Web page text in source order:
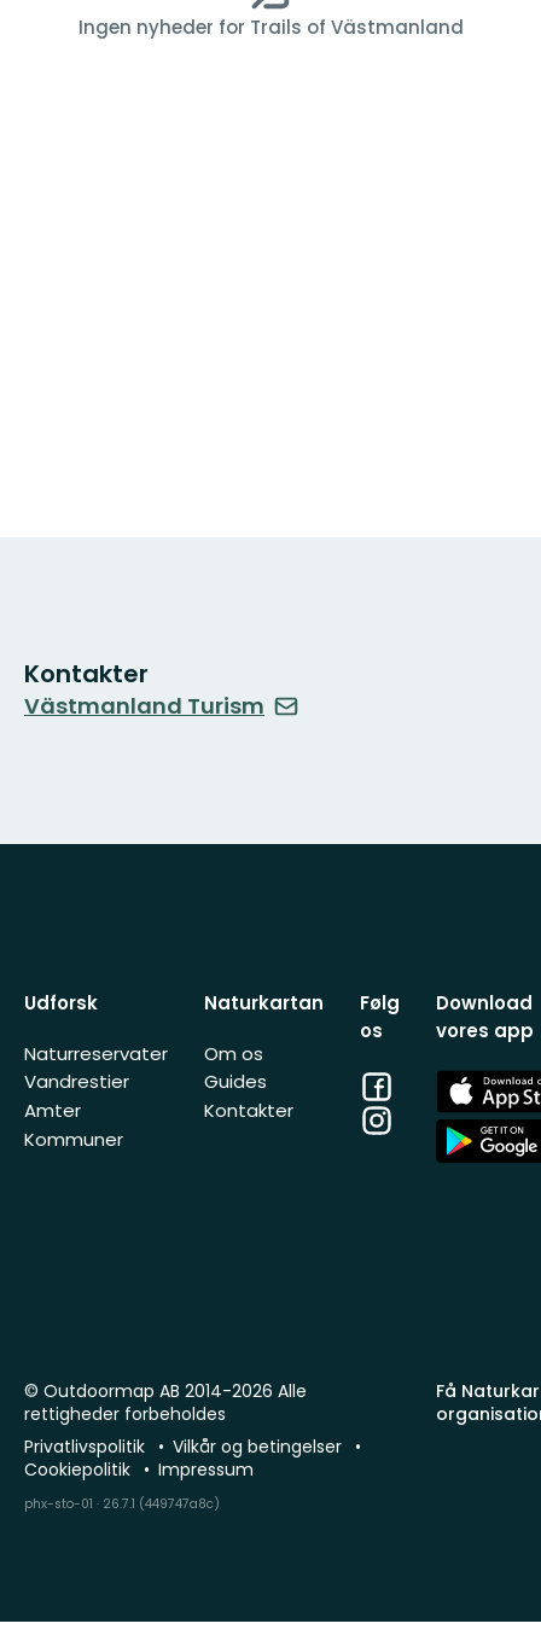
Ingen nyheder for Trails of Västmanland
Kontakter
Västmanland Turism
Udforsk
Naturreservater
Vandrestier
Amter
Kommuner
Naturkartan
Om os
Guides
Kontakter
Følg
os
Facebook
Instagram
Download
vores app
App
Store
App
Store
Få
© Outdoormap AB 2014-2026 Alle
rettigheder forbeholdes
Privatlivspolitik
Vilkår og betingelser
Cookiepolitik
Impressum
phx-sto-01 · 26.7.1 (449747a8c)